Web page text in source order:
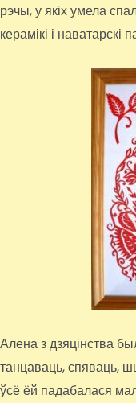
рэчы, у якіх умела
керамікі і наватарскі
Алена з дзяцінства
танцаваць, спяваць,
ўсё ёй падабалася